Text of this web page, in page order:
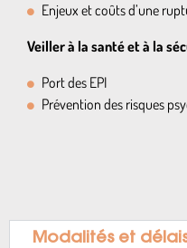
Enjeux et coûts d’une
Veiller à la santé et à la
Port des EPI
Prévention des risques
Modalités et